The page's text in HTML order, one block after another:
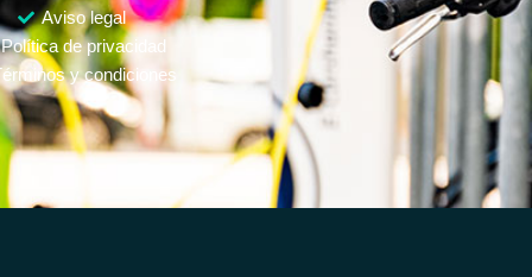
Aviso legal
Política de privacidad
y condiciones